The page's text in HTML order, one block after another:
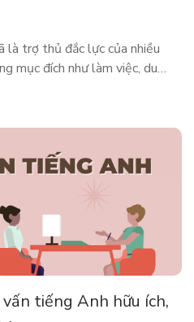
trợ thủ đắc lực của nhiều
mục đích như làm việc, du
20 app dịch tiếng Anh tiện lợi
nhược điểm của việc sử
tiếng Anh hữu ích,